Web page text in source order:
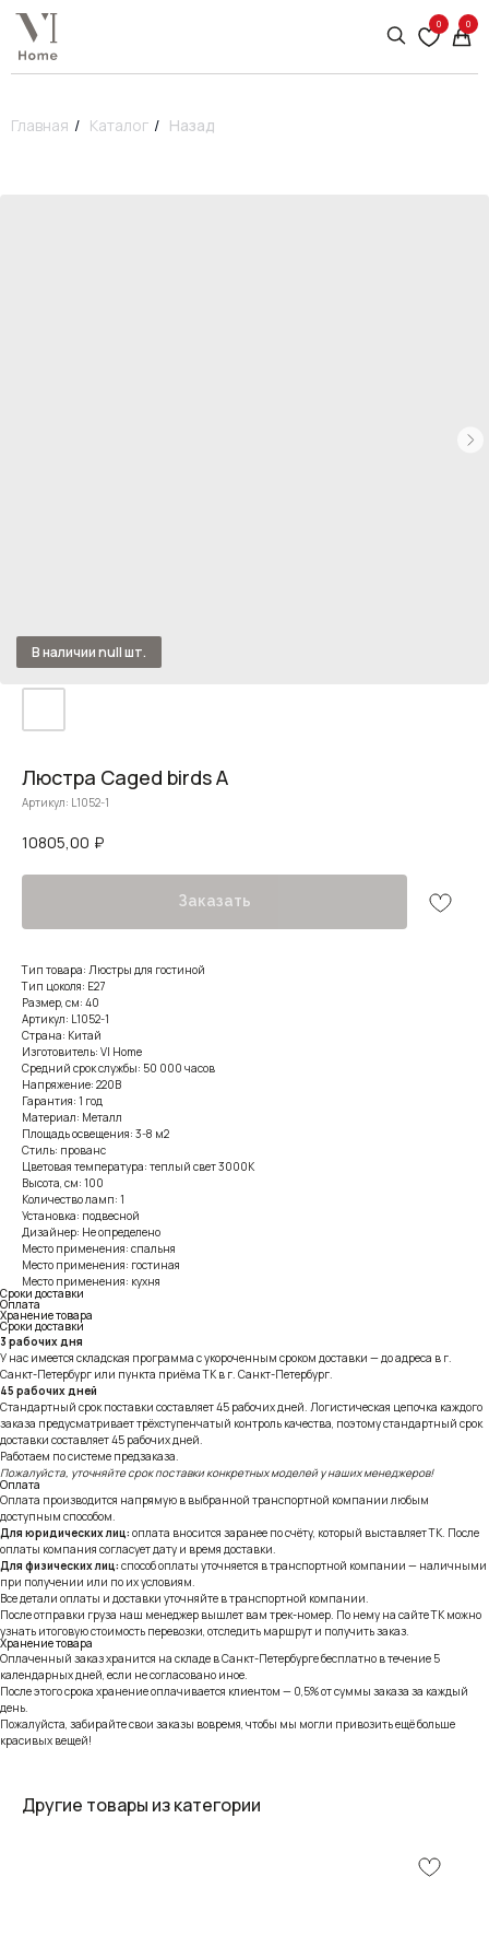
0 0
Главная / Каталог / Назад
Люстра Caged birds A
Артикул: L1052-1
10805,00 ₽
Заказать
Тип товара: Люстры для гостиной
Тип цоколя: E27
Размер, см: 40
Артикул: L1052-1
Страна: Китай
Изготовитель: VI Home
Средний срок службы: 50 000 часов
Напряжение: 220В
Гарантия: 1 год
Материал: Металл
Площадь освещения: 3-8 м2
Стиль: прованс
Цветовая температура: теплый свет 3000К
Высота, см: 100
Количество ламп: 1
Установка: подвесной
Дизайнер: Не определено
Место применения: спальня
Место применения: гостиная
Место применения: кухня
Сроки доставки
Оплата
Хранение товара
Сроки доставки
3 рабочих дня
У нас имеется складская программа с укороченным сроком доставки — до адреса в г.
Санкт-Петербург или пункта приёма ТК в г. Санкт-Петербург.
45 рабочих дней
Стандартный срок поставки составляет 45 рабочих дней. Логистическая цепочка каждого
заказа предусматривает трёхступенчатый контроль качества, поэтому стандартный срок
доставки составляет 45 рабочих дней.
Работаем по системе предзаказа.
Пожалуйста, уточняйте срок поставки конкретных моделей у наших менеджеров!
Оплата
Оплата производится напрямую в выбранной транспортной компании любым
доступным способом.
Для юридических лиц: оплата вносится заранее по счёту, который выставляет ТК. После
оплаты компания согласует дату и время доставки.
Для физических лиц: способ оплаты уточняется в транспортной компании — наличными
при получении или по их условиям.
Все детали оплаты и доставки уточняйте в транспортной компании.
После отправки груза наш менеджер вышлет вам трек-номер. По нему на сайте ТК можно
узнать итоговую стоимость перевозки, отследить маршрут и получить заказ.
Хранение товара
Оплаченный заказ хранится на складе в Санкт-Петербурге бесплатно в течение 5
календарных дней, если не согласовано иное.
После этого срока хранение оплачивается клиентом — 0,5% от суммы заказа за каждый
день.
Пожалуйста, забирайте свои заказы вовремя, чтобы мы могли привозить ещё больше
красивых вещей!
Другие товары из категории